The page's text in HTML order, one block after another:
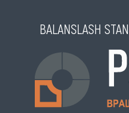
BALANSLASH